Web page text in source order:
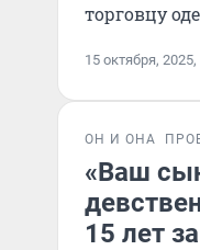
торговцу
15 октября,
ОН И ОНА
«Ваш
15 лет